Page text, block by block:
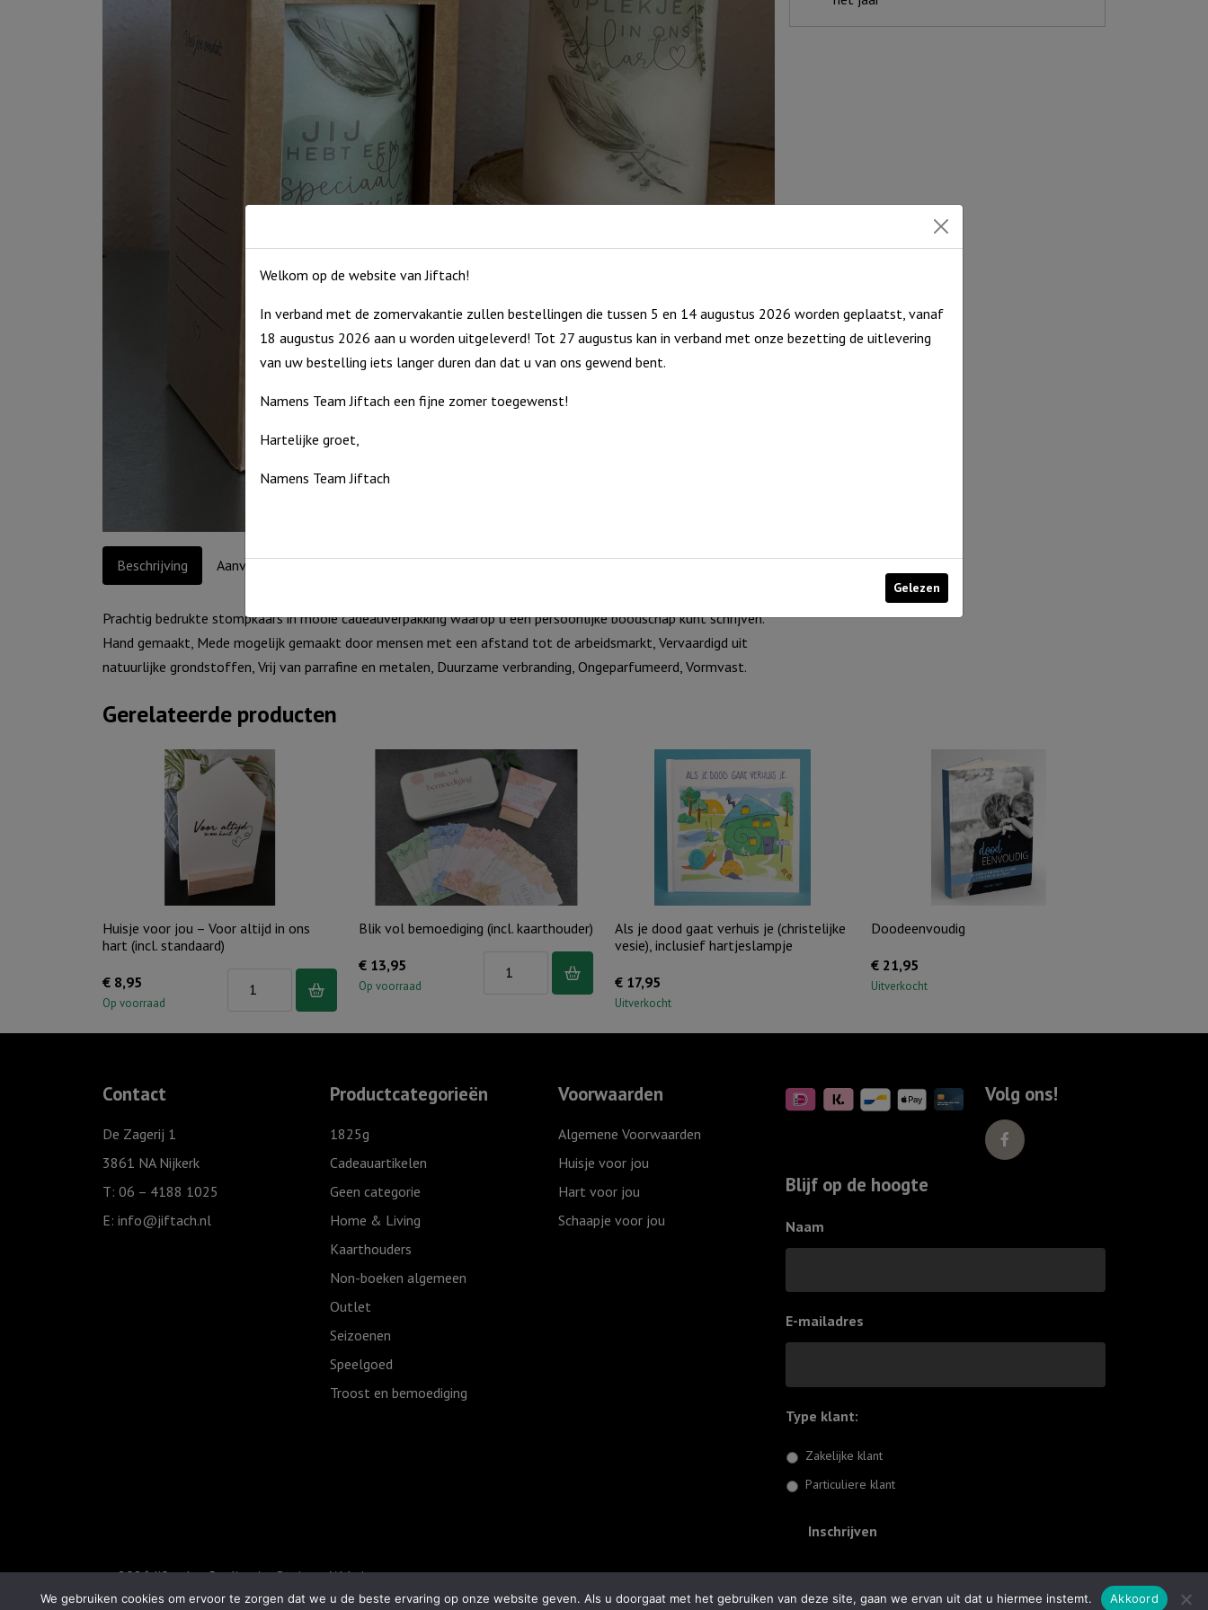
Beschrijving Aanvullende informatie
Prachtig bedrukte stompkaars in mooie cadeauverpakking waarop u een persoonlijke boodschap kunt schrijven.
Hand gemaakt, Mede mogelijk gemaakt door mensen met een afstand tot de arbeidsmarkt, Vervaardigd uit
natuurlijke grondstoffen, Vrij van parrafine en metalen, Duurzame verbranding, Ongeparfumeerd, Vormvast.
Gerelateerde producten
Huisje voor jou – Voor altijd in ons
hart (incl. standaard)
€ 8,95
Op voorraad
Blik vol bemoediging (incl. kaarthouder)
€ 13,95
Op voorraad
(incl.
Als je dood gaat verhuis je (christelijke
vesie), inclusief hartjeslampje
€ 17,95
Uitverkocht
Doodeenvoudig
€ 21,95
Uitverkocht
Contact
De Zagerij 1
3861 NA Nijkerk
T: 06 – 4188 1025
E: info@jiftach.nl
Productcategorieën
1825g
Cadeauartikelen
Geen categorie
Home & Living
Kaarthouders
Non-boeken algemeen
Outlet
Seizoenen
Speelgoed
Troost en bemoediging
Voorwaarden
Algemene Voorwaarden
Huisje voor jou
Hart voor jou
Schaapje voor jou
Volg ons!
Blijf op de hoogte
Naam
E-mailadres
Type klant:
Zakelijke klant
Particuliere klant
Inschrijven
© 2026 Jiftach Realisatie:Optimus Websites
Welkom op de website van Jiftach!
In verband met de zomervakantie zullen bestellingen die tussen 5 en 14 augustus 2026 worden geplaatst, vanaf
18 augustus 2026 aan u worden uitgeleverd! Tot 27 augustus kan in verband met onze bezetting de uitlevering
van uw bestelling iets langer duren dan dat u van ons gewend bent.
Namens Team Jiftach een fijne zomer toegewenst!
Hartelijke groet,
Namens Team Jiftach
Gelezen
We gebruiken cookies om ervoor te zorgen dat we u de beste ervaring op onze website geven. Als u doorgaat met het gebruiken van deze site, gaan we ervan uit dat u hiermee instemt. Akkoord